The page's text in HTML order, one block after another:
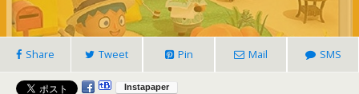
Share Tweet Pin Mail SMS